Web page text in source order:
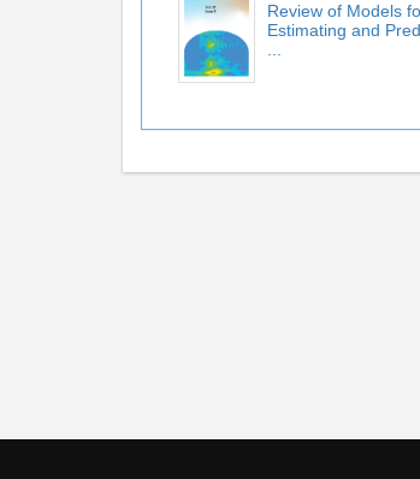
Review of Models
Estimating and